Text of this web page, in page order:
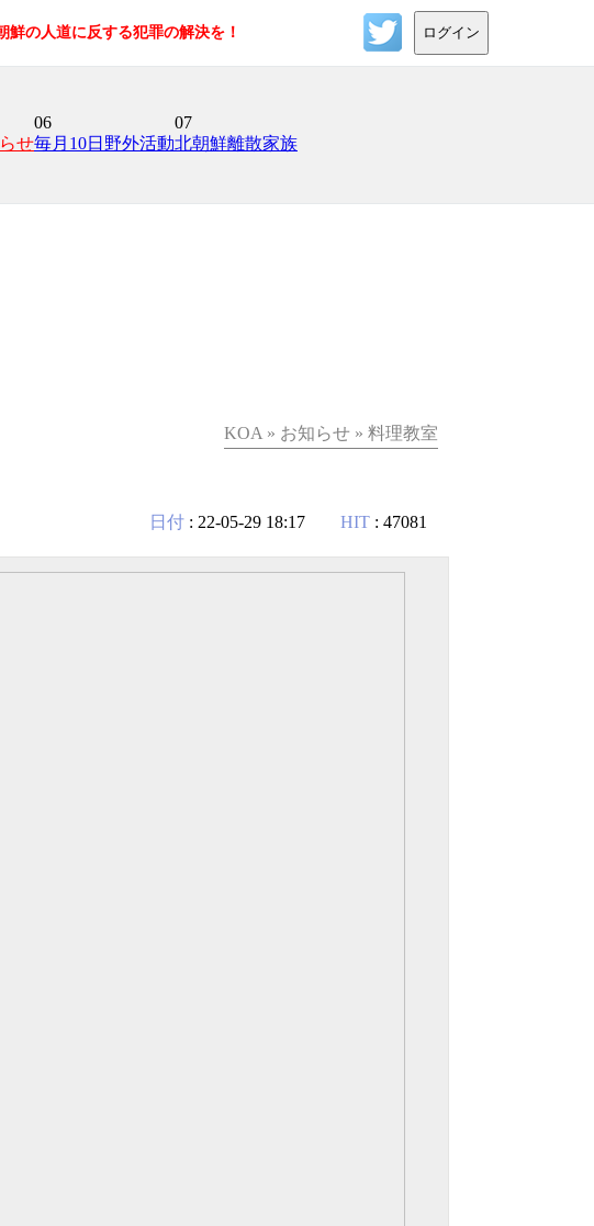
の人道に反する犯罪の解決を！ ログイン
せ
06
毎月10日野外活動
07
北朝鮮離散家族
KOA » お知らせ » 料理教室
日付 : 22-05-29 18:17 HIT : 47081